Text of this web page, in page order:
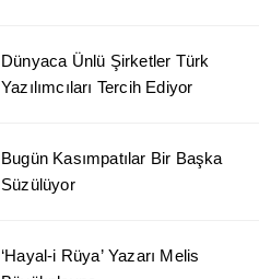
Dünyaca Ünlü Şirketler Türk
Yazılımcıları Tercih Ediyor
Bugün Kasımpatılar Bir Başka
Süzülüyor
‘Hayal-i Rüya’ Yazarı Melis